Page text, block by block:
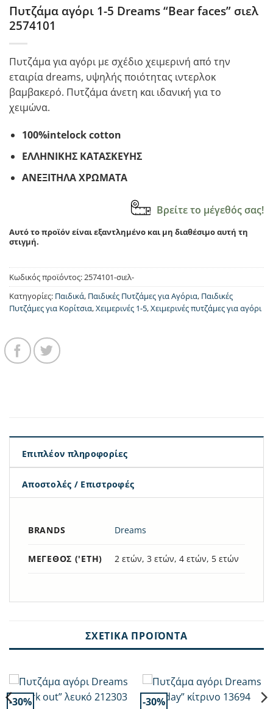
Πυτζάμα αγόρι 1-5 Dreams “Bear faces” σιελ
2574101
Πυτζάμα για αγόρι με σχέδιο χειμερινή από την
εταιρία dreams, υψηλής ποιότητας ιντερλοκ
βαμβακερό. Πυτζάμα άνετη και ιδανική για το
χειμώνα.
100%intelock cotton
ΕΛΛΗΝΙΚΗΣ ΚΑΤΑΣΚΕΥΗΣ
ΑΝΕΞΙΤΗΛΑ ΧΡΩΜΑΤΑ
Βρείτε το μέγεθός σας!
Αυτό το προϊόν είναι εξαντλημένο και μη διαθέσιμο αυτή τη
στιγμή.
Κωδικός προϊόντος:2574101-σιελ-
Κατηγορίες: Παιδικά, Παιδικές Πυτζάμες για Αγόρια, Παιδικές
Πυτζάμες για Κορίτσια,Χειμερινές 1-5,Χειμερινές πυτζάμες για αγόρι
Επιπλέον πληροφορίες
Αποστολές / Επιστροφές
BRANDS Dreams
ΜΈΓΕΘΟΣ ('ΕΤΗ) 2 ετών, 3 ετών, 4 ετών, 5 ετών
ΣΧΕΤΙΚΆ ΠΡΟΪΌΝΤΑ
-30% -30%